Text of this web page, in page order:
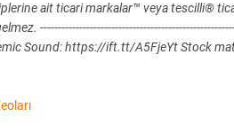
ait ticari markalar™ veya tescilli®
Sound: https://ift.tt/A5FjeYt Stock